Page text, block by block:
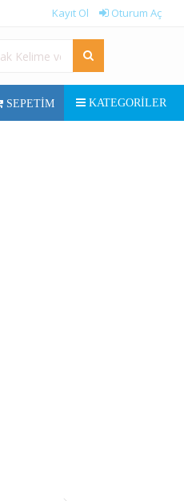
Kayıt Ol Oturum Aç
SEPETIM KATEGORILER